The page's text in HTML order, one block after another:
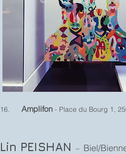
16. Amplifon - Place du Bourg 1,
Lin PEISHAN – Biel/